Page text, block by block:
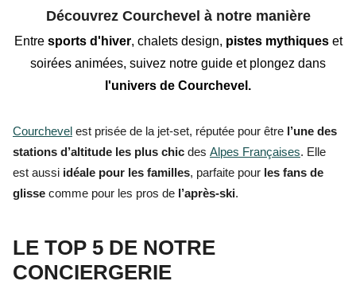
Découvrez Courchevel à notre manière
Entre sports d'hiver, chalets design, pistes mythiqueset
soirées animées, suivez notre guide et plongez dans
l'univers de Courchevel.
Courchevel est prisée de la jet-set, réputée pour être l’une des
stations d’altitude les plus chic des Alpes Françaises. Elle
est aussi idéale pour les familles, parfaite pour les fans de
glisse comme pour les pros de l’après-ski.
LE TOP 5 DE NOTRE
CONCIERGERIE